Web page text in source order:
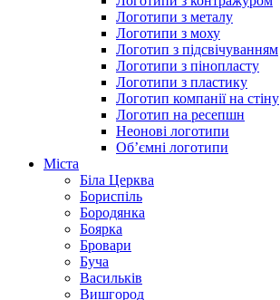
Логотипи з металу
Логотипи з моху
Логотип з підсвічуванням
Логотипи з пінопласту
Логотипи з пластику
Логотип компанії на стіну
Логотип на ресепшн
Неонові логотипи
Об’ємні логотипи
Міста
Біла Церква
Бориспіль
Бородянка
Боярка
Бровари
Буча
Васильків
Вишгород